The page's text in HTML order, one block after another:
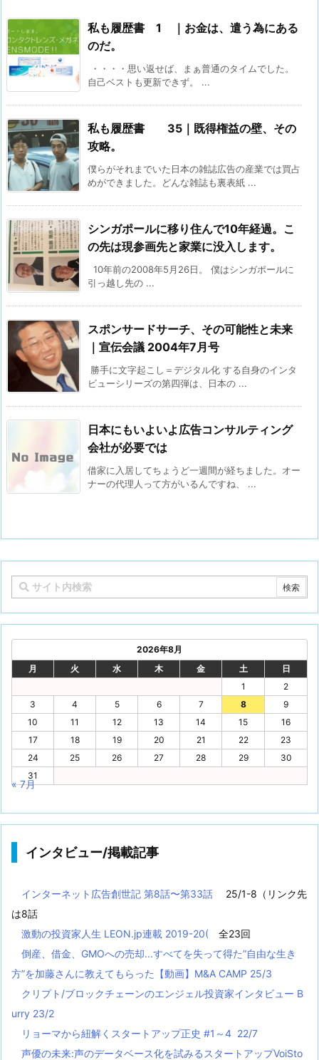
私も履歴書 1 ｜お金は、遣う為にある
のだ。
・・・・思い返せば、まぁ普通のタイムでした。
自己ベストも更新できず。 ...
私も履歴書 35｜既得権益の壁、その
攻略。
僕らがそれまでいた日本の雑誌広告の産業では買占
めができました。どんな雑誌も裏表紙 ...
シンガポールに移り住んで10年経過。こ
の先は現参画先と家業に没入します。
10年前の2008年5月26日。 僕はシンガポールに
引っ越し先の ...
スポンサードサーチ、その可能性と未来
｜宣伝会議 2004年7月号
勝手に文字起こし＝デジタル化 する自身のインタ
ビューシリーズの第四弾は、日本の ...
日本にもいよいよ広告コンサルティング
会社が必要では
借家に入居してちょうど一週間が経ちました。オー
ナーの代理人って方がいるんですね、 ...
2026年8月
月
火 水 木 金 土
日
1
2
3
4 5 6 7 8
9
10
11 12 13 14 15
16
17
18 19 20 21 22
23
24
25 26 27 28 29
30
31
« 7月
インタビュー/掲載記事
インターネット広告創世記 第8話〜第33話
25/1-8（リンク先
は8話
激動の投資家人生 LEON.jp連載 2019-20(
全23回
倒産、借金、GMOへの売却...すべてを失って得た”自由な生き
方”を加藤さんに教えてもらった【動画】M&A CAMP 25/3
クリプト/ブロックチェーンのエンジェル投資家インタビュー B
urry 23/2
リョーマから紐解くスタートアップ正史 #1～4 22/7
声優の未来:声のデータベース化を試みるスタートアップVoiSto